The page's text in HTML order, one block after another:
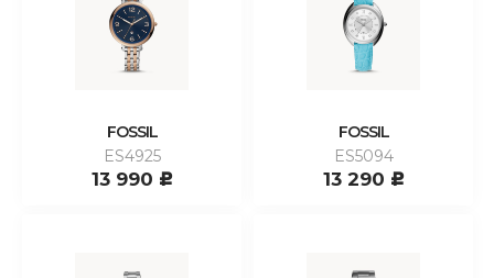
FOSSIL
ES4925
13 990 c
FOSSIL
ES5094
13 290 c